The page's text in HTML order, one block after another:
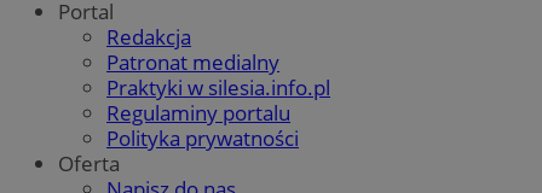
Portal
Redakcja
Patronat medialny
Praktyki w silesia.info.pl
Regulaminy portalu
Polityka prywatności
Oferta